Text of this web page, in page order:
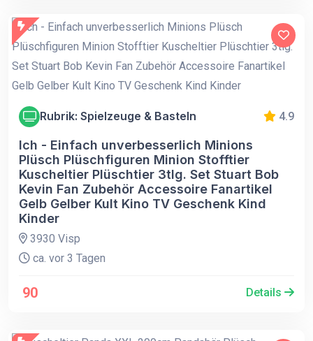
Rubrik: Spielzeuge & Basteln 4.9
Ich - Einfach unverbesserlich Minions
Plüsch Plüschfiguren Minion Stofftier
Kuscheltier Plüschtier 3tlg. Set Stuart Bob
Kevin Fan Zubehör Accessoire Fanartikel
Gelb Gelber Kult Kino TV Geschenk Kind
Kinder
3930 Visp
ca. vor 3 Tagen
90 Details